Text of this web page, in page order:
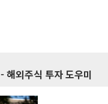
- 해외주식 투자 도우미